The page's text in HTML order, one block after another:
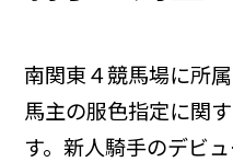
南関東４競馬場に所
馬主の服色指定に関
す。新人騎手のデビ